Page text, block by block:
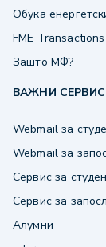
Обука
FME Transactions
Зашто МФ?
ВАЖНИ
Webmail за
Webmail за
Сервис за
Сервис за
Алумни